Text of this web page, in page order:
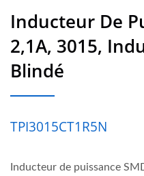
Inducteur De
2,1A, 3015,
Blindé
TPI3015CT1R5N
Inducteur de puissance